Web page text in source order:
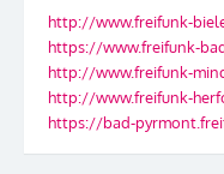
http://www.freifunk-
https://www.freifunk-
http://www.freifunk-
http://www.freifunk-
https://bad-